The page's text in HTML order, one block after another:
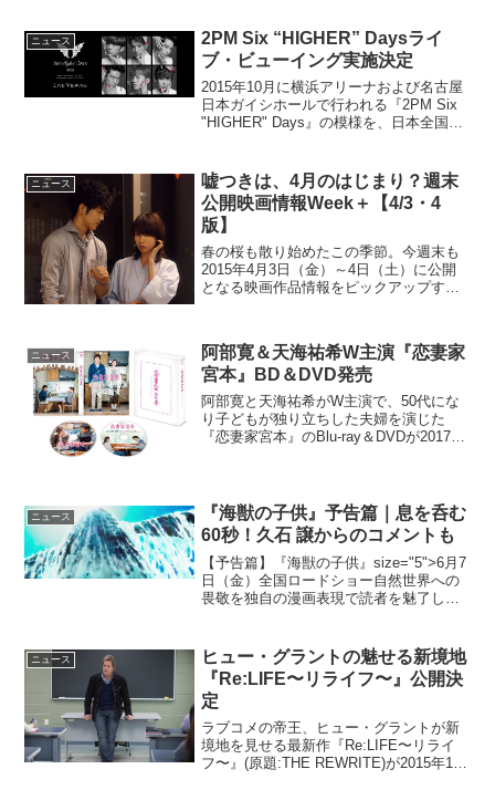
ニュース
2PM Six “HIGHER” Daysライ
ブ・ビューイング実施決定
2015年10月に横浜アリーナおよび名古屋
日本ガイシホールで行われる『2PM Six
"HIGHER" Days』の模様を、日本全国の
た日本武道館6日間公演『2PM...
ニュース
嘘つきは、4月のはじまり？週末
公開映画情報Week＋【4/3・4
版】
春の桜も散り始めたこの季節。今週末も
2015年4月3日（金）～4日（土）に公開
となる映画作品情報をピックアップする
ルフールズ』監督:石川淳一 出演:戸田恵
梨香...
ニュース
阿部寛＆天海祐希W主演『恋妻家
宮本』BD＆DVD発売
阿部寛と天海祐希がW主演で、50代にな
り子どもが独り立ちした夫婦を演じた
『恋妻家宮本』のBlu-ray＆DVDが2017年
ニュース
『海獣の子供』予告篇｜息を呑む
60秒！久石 譲からのコメントも
【予告篇】『海獣の子供』size="5">6月7
日（金）全国ロードショー自然世界への
畏敬を独自の漫画表現で読者を魅了し続
た。この度解禁された予告篇では、前半
は浜辺の静けさ...
ニュース
ヒュー・グラントの魅せる新境地
『Re:LIFE〜リライフ〜』公開決
定
ラブコメの帝王、ヒュー・グラントが新
境地を見せる最新作『Re:LIFE〜リライ
フ〜』(原題:THE REWRITE)が2015年11